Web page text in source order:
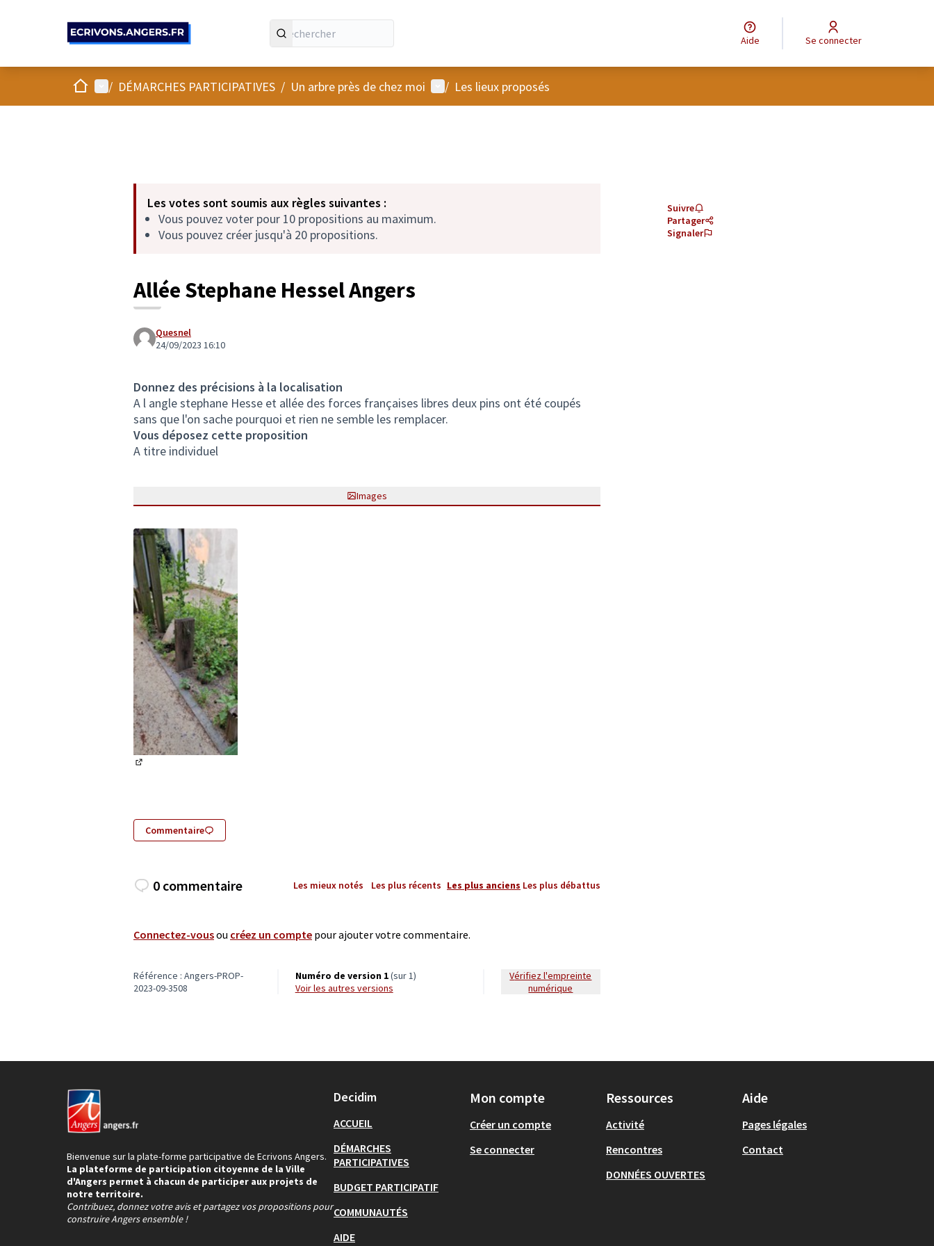
Aide Se connecter
AccueilMenu principal
/ DÉMARCHES PARTICIPATIVES / Un arbre près de chez moi Menu utilisateur
/ Les lieux proposés
Les votes sont soumis aux règles suivantes :
Vous pouvez voter pour 10 propositions au maximum.
Vous pouvez créer jusqu'à 20 propositions.
Allée Stephane Hessel Angers
Quesnel
24/09/2023 16:10
Donnez des précisions à la localisation
A l angle stephane Hesse et allée des forces françaises libres deux pins ont été coupés
sans que l'on sache pourquoi et rien ne semble les remplacer.
Vous déposez cette proposition
A titre individuel
Images
Commentaire
Suivre
Partager
Signaler
0 commentaire Les mieux notés Les plus récents Les plus anciens Les plus débattus
Connectez-vousou créez un compte pour ajouter votre commentaire.
Référence : Angers-PROP-
2023-09-3508
Numéro de version 1(sur 1)
voir les autres versions
Vérifiez l'empreinte
numérique
Bienvenue sur la plate-forme participative de Ecrivons Angers.
La plateforme de participation citoyenne de la Ville
d'Angers permet à chacun de participer aux projets de
notre territoire.
Contribuez, donnez votre avis et partagez vos propositions pour
construire Angers ensemble !
Decidim
ACCUEIL
DÉMARCHES
PARTICIPATIVES
BUDGET PARTICIPATIF
COMMUNAUTÉS
AIDE
Mon compte
Créer un compte
Se connecter
Ressources
Activité
Rencontres
DONNÉES OUVERTES
Aide
Pages légales
Contact